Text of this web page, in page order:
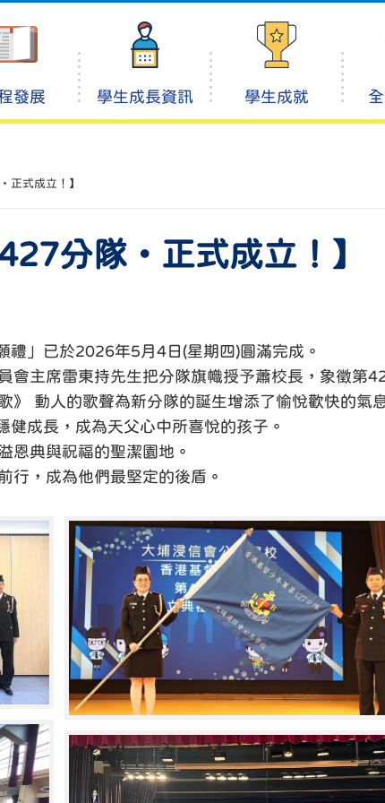
發展 學生成長資訊 學生成就
正式成立！】
分隊・正式成立！】
禮」已於2026年5月4日(星期四)圓滿完成。
會主席雷東持先生把分隊旗幟授予蕭校長，象徵第
》 動人的歌聲為新分隊的誕生增添了愉悅歡快的氣
成長，成為天父心中所喜悅的孩子。
恩典與祝福的聖潔園地。
行，成為他們最堅定的後盾。